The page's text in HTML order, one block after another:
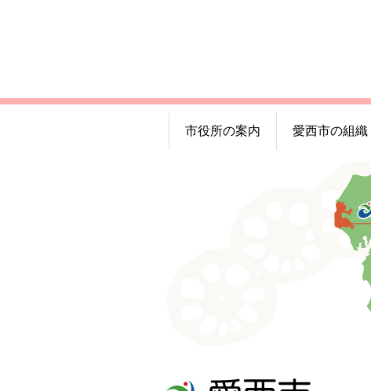
市役所の案内 愛西市の組織